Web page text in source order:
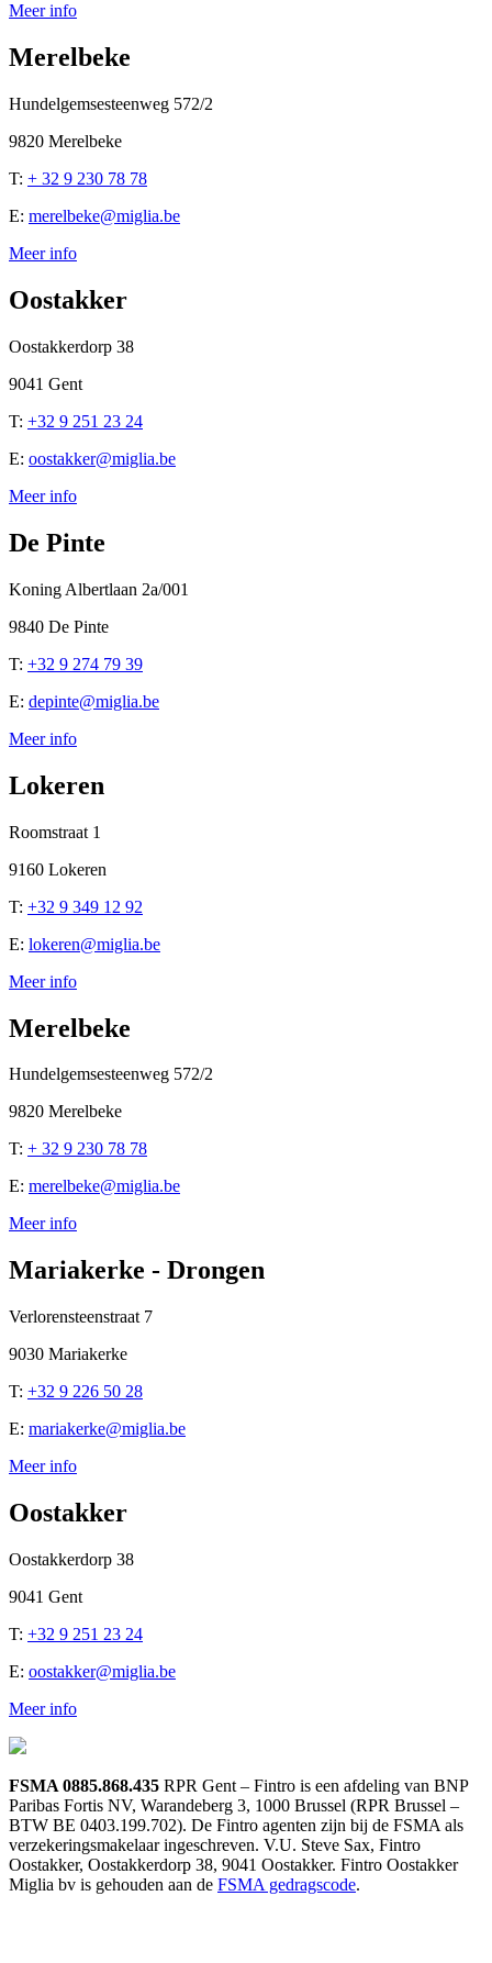
Meer info
Merelbeke
Hundelgemsesteenweg 572/2
9820 Merelbeke
T: + 32 9 230 78 78
E: merelbeke@miglia.be
Meer info
Oostakker
Oostakkerdorp 38
9041 Gent
T: +32 9 251 23 24
E: oostakker@miglia.be
Meer info
De Pinte
Koning Albertlaan 2a/001
9840 De Pinte
T: +32 9 274 79 39
E: depinte@miglia.be
Meer info
Lokeren
Roomstraat 1
9160 Lokeren
T: +32 9 349 12 92
E: lokeren@miglia.be
Meer info
Merelbeke
Hundelgemsesteenweg 572/2
9820 Merelbeke
T: + 32 9 230 78 78
E: merelbeke@miglia.be
Meer info
Mariakerke - Drongen
Verlorensteenstraat 7
9030 Mariakerke
T: +32 9 226 50 28
E: mariakerke@miglia.be
Meer info
Oostakker
Oostakkerdorp 38
9041 Gent
T: +32 9 251 23 24
E: oostakker@miglia.be
Meer info
FSMA 0885.868.435 RPR Gent – Fintro is een afdeling van BNP
Paribas Fortis NV, Warandeberg 3, 1000 Brussel (RPR Brussel –
BTW BE 0403.199.702). De Fintro agenten zijn bij de FSMA als
verzekeringsmakelaar ingeschreven. V.U. Steve Sax, Fintro
Oostakker, Oostakkerdorp 38, 9041 Oostakker. Fintro Oostakker
Miglia bv is gehouden aan de FSMA gedragscode.